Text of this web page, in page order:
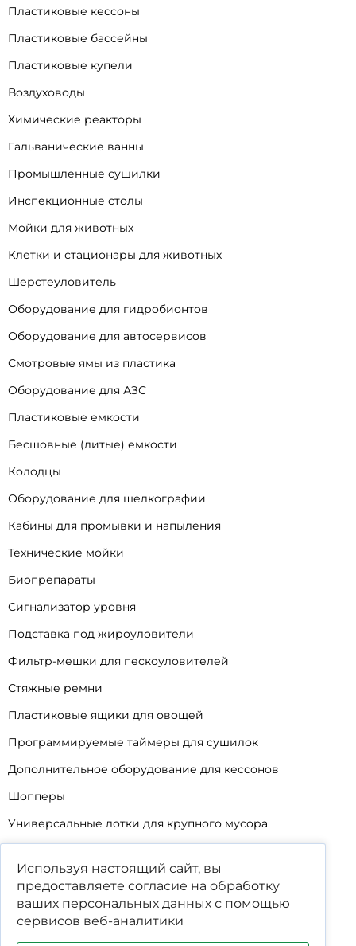
Пластиковые кессоны
Пластиковые бассейны
Пластиковые купели
Воздуховоды
Химические реакторы
Гальванические ванны
Промышленные сушилки
Инспекционные столы
Мойки для животных
Клетки и стационары для животных
Шерстеуловитель
Оборудование для гидробионтов
Оборудование для автосервисов
Смотровые ямы из пластика
Оборудование для АЗС
Пластиковые емкости
Бесшовные (литые) емкости
Колодцы
Оборудование для шелкографии
Кабины для промывки и напыления
Технические мойки
Биопрепараты
Сигнализатор уровня
Подставка под жироуловители
Фильтр-мешки для пескоуловителей
Стяжные ремни
Пластиковые ящики для овощей
Программируемые таймеры для сушилок
Дополнительное оборудование для кессонов
Шопперы
Универсальные лотки для крупного мусора
Уцененные товары
Используя настоящий сайт, вы
предоставляете согласие на обработку
ваших персональных данных с помощью
сервисов веб-аналитики